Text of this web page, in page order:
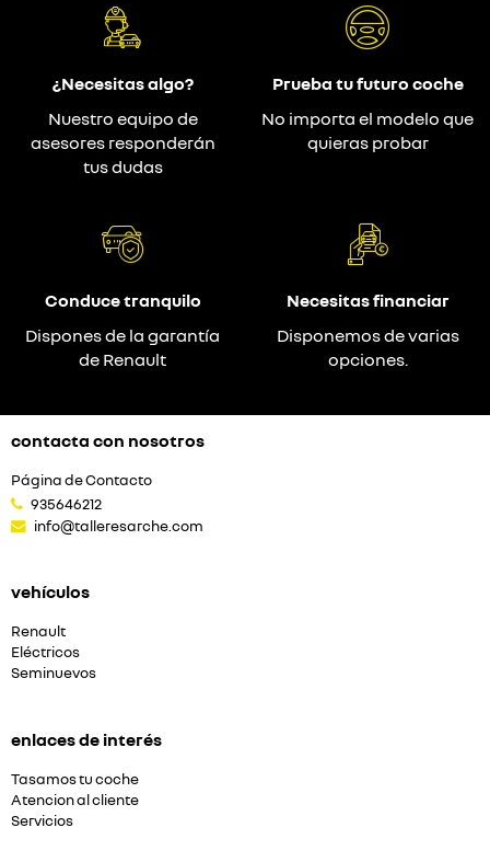
¿Necesitas algo?
Nuestro equipo de
asesores responderán
tus dudas
Prueba tu futuro coche
No importa el modelo que
quieras probar
Conduce tranquilo
Dispones de la garantía
de Renault
Necesitas financiar
Disponemos de varias
opciones.
contacta con nosotros
Página de Contacto
935646212
info@talleresarche.com
vehículos
Renault
Eléctricos
Seminuevos
enlaces de interés
Tasamos tu coche
Atencion al cliente
Servicios